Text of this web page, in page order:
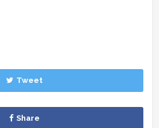
Tweet
Share